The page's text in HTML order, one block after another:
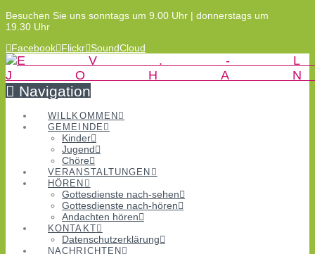
Besuchen Sie uns sonntags um 9.00 Uhr | donnerstags um
19.30 Uhr
Facebook Flickr SoundCloud
Navigation
WILLKOMMEN
GEMEINDE
Kinder
Jugend
Chöre
VERANSTALTUNGEN
HÖREN
Gottesdienste nach-sehen
Gottesdienste nach-hören
Andachten hören
KONTAKT
Datenschutzerklärung
NACHRICHTEN